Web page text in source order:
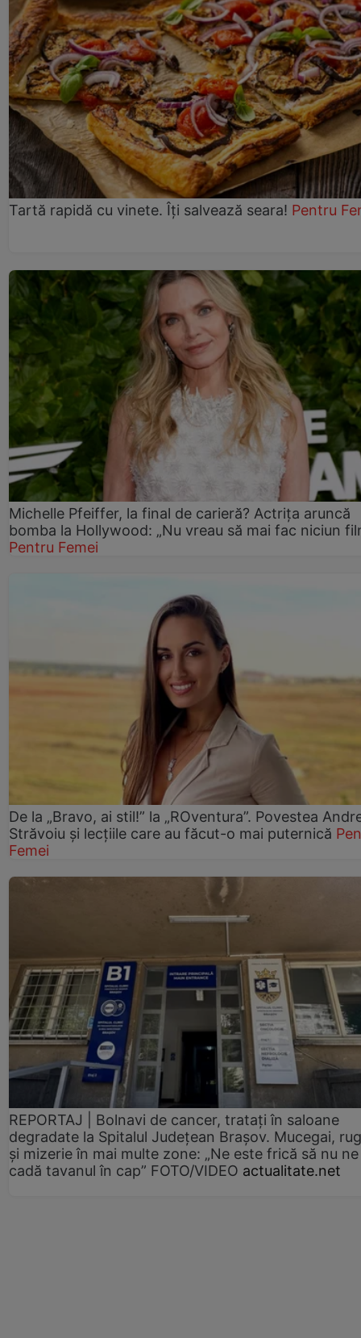
Tartă rapidă cu vinete. Îți salvează seara! Pentru
Michelle Pfeiffer, la final de carieră? Actrița aruncă
bomba la Hollywood: „Nu vreau să mai fac niciun
Pentru Femei
De la „Bravo, ai stil!” la „ROventura”. Povestea
Străvoiu și lecțiile care au făcut-o mai puternică
Femei
REPORTAJ | Bolnavi de cancer, tratați în saloane
degradate la Spitalul Județean Brașov. Mucegai,
și mizerie în mai multe zone: „Ne este frică să nu ne
cadă tavanul în cap” FOTO/VIDEO actualitate.net